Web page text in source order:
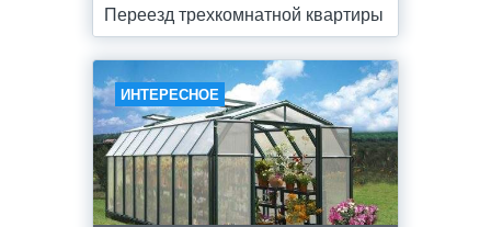
Переезд трехкомнатной квартиры
ИНТЕРЕСНОЕ